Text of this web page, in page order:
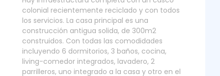
colonial recientemente reciclado y con todos
los servicios. La casa principal es una
construcción antigua solida, de 300m2
construidos. Con todas las comodidades
incluyendo 6 dormitorios, 3 baños, cocina,
living-comedor integrados, lavadero, 2
parrilleros, uno integrado a la casa y otro en el